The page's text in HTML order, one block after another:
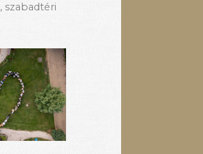
, szabadtéri